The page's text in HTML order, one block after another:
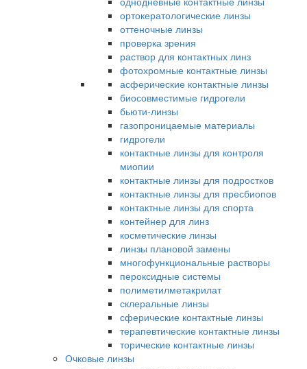
ортокератологические линзы
оттеночные линзы
проверка зрения
раствор для контактных линз
фотохромные контактные линзы
асферические контактные линзы
биосовместимые гидрогели
бьюти-линзы
газопроницаемые материалы
гидрогели
контактные линзы для контроля
миопии
контактные линзы для подростков
контактные линзы для пресбиопов
контактные линзы для спорта
контейнер для линз
косметические линзы
линзы плановой замены
многофункциональные растворы
пероксидные системы
полиметилметакрилат
склеральные линзы
сферические контактные линзы
терапевтические контактные линзы
торические контактные линзы
Очковые линзы